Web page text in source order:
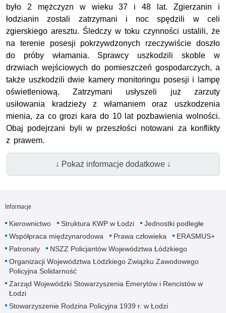
było 2 mężczyzn w wieku 37 i 48 lat. Zgierzanin i
łodzianin zostali zatrzymani i noc spędzili w celi
zgierskiego aresztu. Śledczy w toku czynności ustalili, że
na terenie posesji pokrzywdzonych rzeczywiście doszło
do próby włamania. Sprawcy uszkodzili skoble w
drzwiach wejściowych do pomieszczeń gospodarczych, a
także uszkodzili dwie kamery monitoringu posesji i lampę
oświetleniową. Zatrzymani usłyszeli już zarzuty
usiłowania kradzieży z włamaniem oraz uszkodzenia
mienia, za co grozi kara do 10 lat pozbawienia wolności.
Obaj podejrzani byli w przeszłości notowani za konflikty
z prawem.
↓ Pokaż informacje dodatkowe ↓
Informacje
Kierownictwo Struktura KWP w Łodzi
Jednostki podległe
Współpraca międzynarodowa
Prawa człowieka
ERASMUS+
Patronaty
NSZZ Policjantów Województwa Łódzkiego
Organizacji Województwa Łódzkiego Związku Zawodowego
Policyjna Solidarność
Zarząd Wojewódzki Stowarzyszenia Emerytów i Rencistów w
Łodzi
Stowarzyszenie Rodzina Policyjna 1939 r. w Łodzi